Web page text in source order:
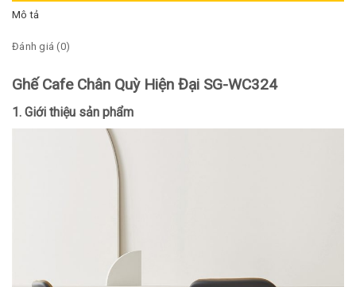
Mô tả
Đánh giá (0)
Ghế Cafe Chân Quỳ Hiện Đại SG-WC324
1. Giới thiệu sản phẩm